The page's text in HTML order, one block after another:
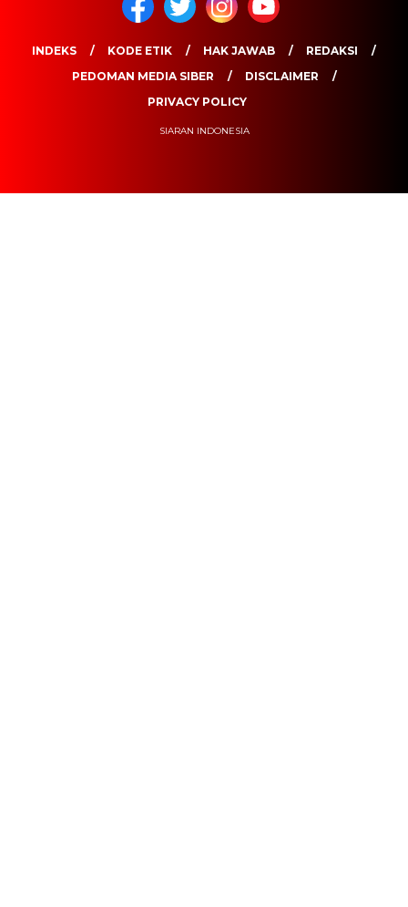
INDEKS KODE ETIK HAK JAWAB
REDAKSI
PEDOMAN MEDIA SIBER
DISCLAIMER
PRIVACY POLICY
SIARAN INDONESIA